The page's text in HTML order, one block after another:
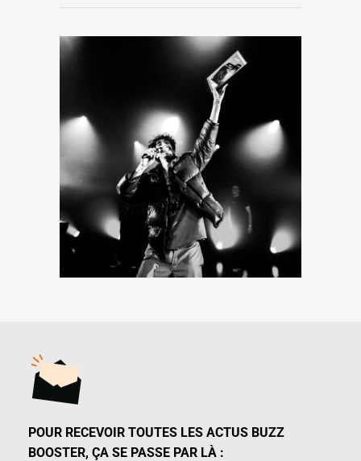
POUR RECEVOIR TOUTES LES ACTUS BUZZ
BOOSTER, ÇA SE PASSE PAR LÀ :